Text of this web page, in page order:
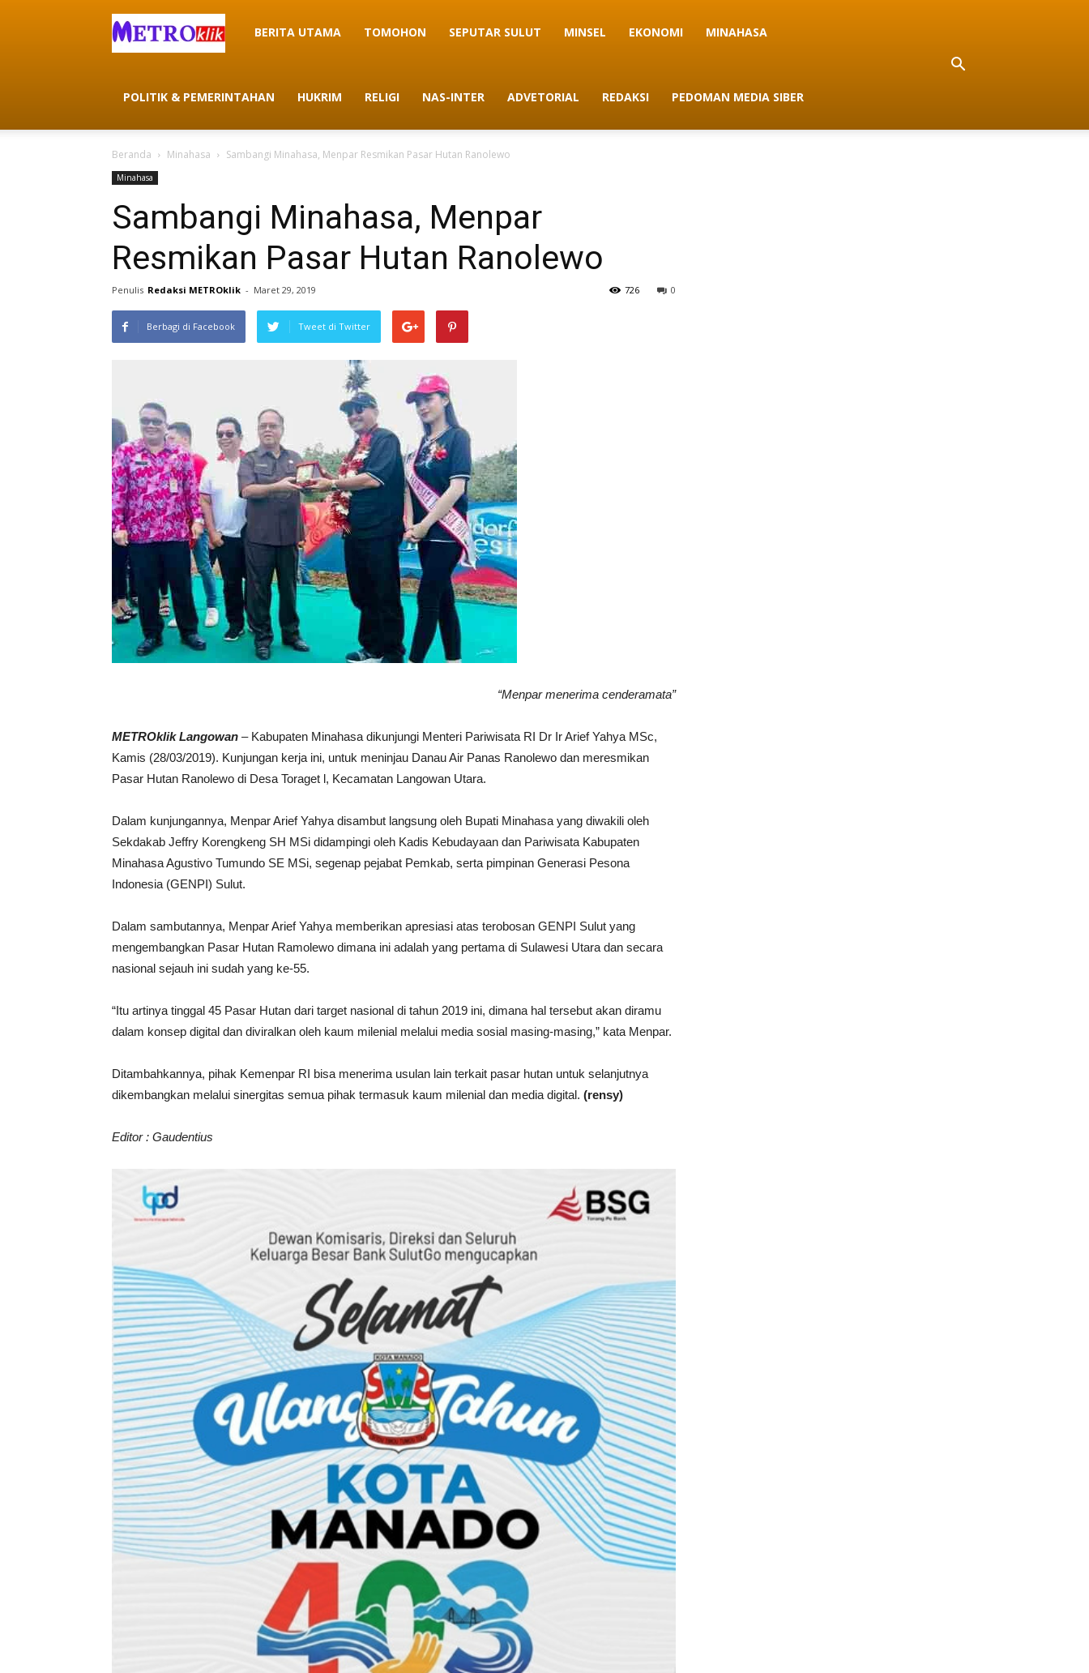
METROklik
BERITA UTAMA TOMOHON SEPUTAR SULUT MINSEL EKONOMI MINAHASA
POLITIK & PEMERINTAHAN HUKRIM RELIGI NAS-INTER ADVETORIAL REDAKSI PEDOMAN MEDIA SIBER
Beranda Minahasa Sambangi Minahasa, Menpar Resmikan Pasar Hutan Ranolewo
Minahasa
Sambangi Minahasa, Menpar
Resmikan Pasar Hutan Ranolewo
Penulis Redaksi METROklik - Maret 29, 2019 0
726
Berbagi di Facebook Tweet di Twitter
“Menpar menerima cenderamata”
METROklik Langowan – Kabupaten Minahasa dikunjungi Menteri Pariwisata RI Dr Ir Arief Yahya MSc,
Kamis (28/03/2019). Kunjungan kerja ini, untuk meninjau Danau Air Panas Ranolewo dan meresmikan
Pasar Hutan Ranolewo di Desa Toraget l, Kecamatan Langowan Utara.
Dalam kunjungannya, Menpar Arief Yahya disambut langsung oleh Bupati Minahasa yang diwakili oleh
Sekdakab Jeffry Korengkeng SH MSi didampingi oleh Kadis Kebudayaan dan Pariwisata Kabupaten
Minahasa Agustivo Tumundo SE MSi, segenap pejabat Pemkab, serta pimpinan Generasi Pesona
Indonesia (GENPI) Sulut.
Dalam sambutannya, Menpar Arief Yahya memberikan apresiasi atas terobosan GENPI Sulut yang
mengembangkan Pasar Hutan Ramolewo dimana ini adalah yang pertama di Sulawesi Utara dan secara
nasional sejauh ini sudah yang ke-55.
“Itu artinya tinggal 45 Pasar Hutan dari target nasional di tahun 2019 ini, dimana hal tersebut akan diramu
dalam konsep digital dan diviralkan oleh kaum milenial melalui media sosial masing-masing,” kata Menpar.
Ditambahkannya, pihak Kemenpar RI bisa menerima usulan lain terkait pasar hutan untuk selanjutnya
dikembangkan melalui sinergitas semua pihak termasuk kaum milenial dan media digital. (rensy)
Editor : Gaudentius